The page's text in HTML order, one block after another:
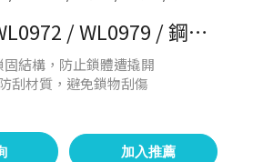
WL0856 / WL0972 / WL0979 / 鋼纜鎖 / 自行車 / 摩托車
固結構，防止鎖體遭撬開
刮材質，避免鎖物刮傷
加入推薦